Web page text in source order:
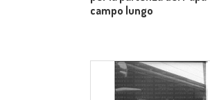
campo lungo